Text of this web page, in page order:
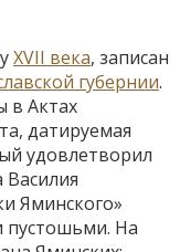
XVII века, записан
губернии.
в Актах
датируемая
удовлетворил
Яминского»
пустошьми. На